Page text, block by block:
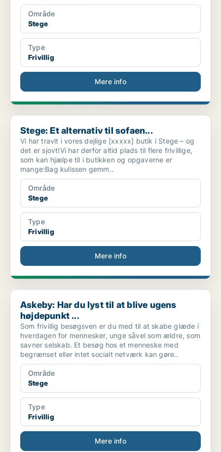
Område
Stege
Type
Frivillig
Mere info
Stege: Et alternativ til sofaen...
Stege: Et alternativ til sofaen...
Vi har travlt i vores dejlige [xxxxx] butik i Stege – og
det er sjovt!Vi har derfor altid plads til flere frivillige,
som kan hjælpe til i butikken og opgaverne er
mange:Bag kulissen gemm..
Område
Stege
Type
Frivillig
Mere info
Askeby: Har du lyst til at blive ugens højdepunkt ...
Askeby: Har du lyst til at blive ugens
højdepunkt ...
Som frivillig besøgsven er du med til at skabe glæde i
hverdagen for mennesker, unge såvel som ældre, som
savner selskab. Et besøg hos et menneske med
begrænset eller intet socialt netværk kan gøre..
Område
Stege
Type
Frivillig
Mere info